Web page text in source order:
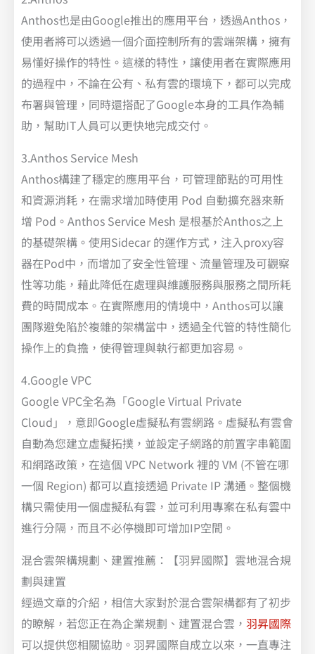
Anthos也是由Google推出的應用平台，透過Anthos，
使用者將可以透過一個介面控制所有的雲端架構，擁有
易懂好操作的特性。這樣的特性，讓使用者在實際應用
的過程中，不論在公有、私有雲的環境下，都可以完成
布署與管理，同時還搭配了Google本身的工具作為輔
助，幫助IT人員可以更快地完成交付。
3.Anthos Service Mesh
Anthos構建了穩定的應用平台，可管理節點的可用性
和資源消耗，在需求增加時使用 Pod 自動擴充器來新
增 Pod。Anthos Service Mesh 是根基於Anthos之上
的基礎架構。使用Sidecar 的運作方式，注入proxy容
器在Pod中，而增加了安全性管理、流量管理及可觀察
性等功能，藉此降低在處理與維護服務與服務之間所耗
費的時間成本。在實際應用的情境中，Anthos可以讓
團隊避免陷於複雜的架構當中，透過全代管的特性簡化
操作上的負擔，使得管理與執行都更加容易。
4.Google VPC
Google VPC全名為「Google Virtual Private
Cloud」，意即Google虛擬私有雲網路。虛擬私有雲會
自動為您建立虛擬拓撲，並設定子網路的前置字串範圍
和網路政策，在這個 VPC Network 裡的 VM (不管在哪
一個 Region) 都可以直接透過 Private IP 溝通。整個機
構只需使用一個虛擬私有雲，並可利用專案在私有雲中
進行分隔，而且不必停機即可增加IP空間。
混合雲架構規劃、建置推薦：【羽昇國際】雲地混合規
劃與建置
經過文章的介紹，相信大家對於混合雲架構都有了初步
的瞭解，若您正在為企業規劃、建置混合雲， 羽昇國際
可以提供您相關協助。羽昇國際自成立以來，一直專注